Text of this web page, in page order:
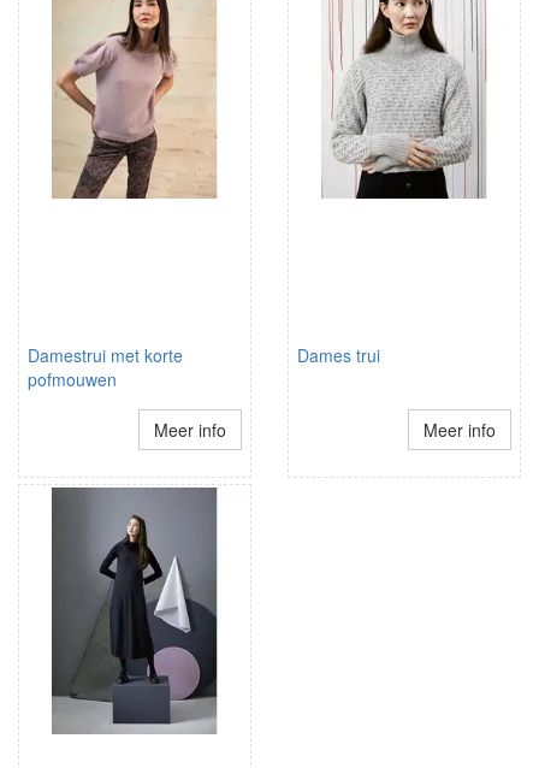
Damestrui met korte
pofmouwen
Meer info
Dames trui
Meer info